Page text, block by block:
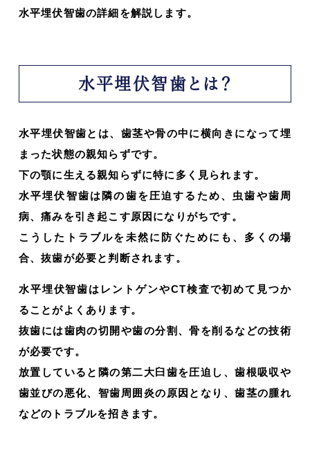
水平埋伏智歯の詳細を解説します。
水平埋伏智歯とは？
水平埋伏智歯とは、歯茎や骨の中に横向きになって埋
まった状態の親知らずです。
下の顎に生える親知らずに特に多く見られます。
水平埋伏智歯は隣の歯を圧迫するため、虫歯や歯周
病、痛みを引き起こす原因になりがちです。
こうしたトラブルを未然に防ぐためにも、多くの場
合、抜歯が必要と判断されます。
水平埋伏智歯はレントゲンやCT検査で初めて見つか
ることがよくあります。
抜歯には歯肉の切開や歯の分割、骨を削るなどの技術
が必要です。
放置していると隣の第二大臼歯を圧迫し、歯根吸収や
歯並びの悪化、智歯周囲炎の原因となり、歯茎の腫れ
などのトラブルを招きます。